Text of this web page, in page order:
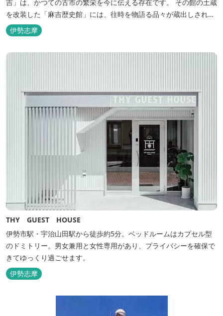
吉」は、かつての古市の繁栄を今に伝える存在です。 その館の土蔵
を改装した「麻吉歴史館」には、往時を物語る品々が蔵出しされ、
お伊勢参り華やかなりし頃へとお誘い致します。
伊勢志摩
THY GUEST HOUSE
伊勢市駅・宇治山田駅から徒歩約5分。ベッドルームはカプセル型
のドミトリー。男女兼用と女性専用があり、プライバシーを確保で
きてゆっくり過ごせます。
伊勢志摩